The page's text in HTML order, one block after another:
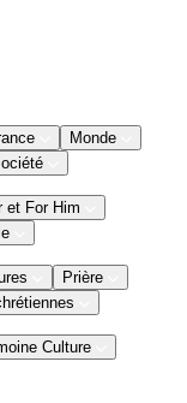
Monde
et For Him
Prière
Culture